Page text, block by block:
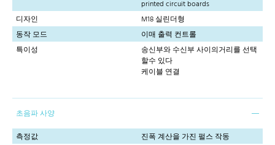
printed circuit boards
디자인
M18 실린더형
동작 모드
이매 출력 컨트롤
특이성
송신부와 수신부 사이의거리를 선택
할수 있다
케이블 연결
초음파 사양
측정값
진폭 계산을 가진 펄스 작동